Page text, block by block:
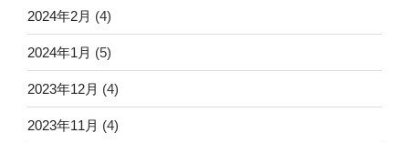
2024年2月 (4)
2024年1月 (5)
2023年12月 (4)
2023年11月 (4)